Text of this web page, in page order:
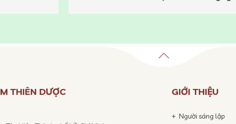
THIÊN DƯỢC GIỚI THIỆU
Người sáng lập